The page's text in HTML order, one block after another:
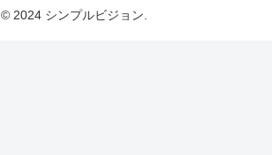
© 2024 シンプルビジョン.